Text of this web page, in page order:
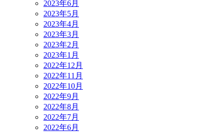
2023年6月
2023年5月
2023年4月
2023年3月
2023年2月
2023年1月
2022年12月
2022年11月
2022年10月
2022年9月
2022年8月
2022年7月
2022年6月